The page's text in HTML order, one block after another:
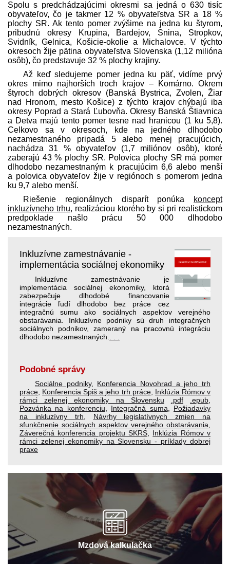
Spolu s pred­chádzajúcimi okresmi sa jedná o 630 tisíc
obyvateľov, čo je takmer 12 % obyvateľstva SR a 18 %
plochy SR. Ak tento pomer zvýšime na jedna ku štyrom,
pribudnú okresy Krupina, Bardejov, Snina, Stropkov,
Svidník, Gelnica, Košicie-okolie a Michalovce. V týchto
okresoch žije pätina obyvateľstva Slovenska (1,12 milióna
osôb), čo pred­stavuje 32 % plochy krajiny.
Až keď sledujeme pomer jedna ku päť, vidíme prvý
okres mimo najhorších troch krajov – Komárno. Okrem
štyroch dobrých okresov (Banská Bystrica, Zvolen, Žiar
nad Hronom, mesto Košice) z týchto krajov chýbajú iba
okresy Poprad a Stará Ľubovňa. Okresy Banská Štiavnica
a Detva majú tento pomer tesne nad hranicou (1 ku 5,8).
Celkovo sa v okresoch, kde na jedného dlhodobo
nezamestnaného pripadá 5 alebo menej pracujúcich,
nachádza 31 % obyvateľov (1,7 miliónov osôb), ktoré
zaberajú 43 % plochy SR. Polovica plochy SR má pomer
dlhodobo nezamestnaným k pracujúcim 6,6 alebo menší
a polovica obyvateľov žije v regiónoch s pomerom jedna
ku 9,7 alebo menší.
Riešenie regionálnych disparít ponúka
koncept
inkluzívneho trhu, realizáciou ktorého by si pri realistickom
pred­poklade našlo prácu 50 000 dlhodobo
nezamestnaných.
Inkluzívne zamestnávanie -
implementácia sociálnej ekonomiky
Inkluzívne zamestnávanie je
implementácia sociálnej ekonomiky, ktorá
zabezpečuje dlhodobé financovanie
integrácie ľudí dlhodobo bez práce cez
integračnú sumu ako sociálnych aspektov verejného
obstarávania. Inkluzívne podniky sú druh integračných
sociálnych podnikov, zameraný na pracovnú integráciu
dlhodobo nezamestnaných.
Podobné správy
Sociálne podniky, Konferencia Novohrad a jeho trh
práce Konferencia Spiš a jeho trh práce, Inklúzia Rómov v
rámci zelenej ekonomiky na Slovensku
.pdf .epub
Pozvánka na konferenciu
Integračná suma
Požiadavky
na inkluzívny trh
Návrhy legislatívnych zmien na
sfunkčnenie sociálnych aspektov verejného obstarávania
Záverečná konferencia projektu SKRS
Inklúzia Rómov v
rámci zelenej ekonomiky na Slovensku - príklady dobrej
praxe
Mzdová kalkulačka